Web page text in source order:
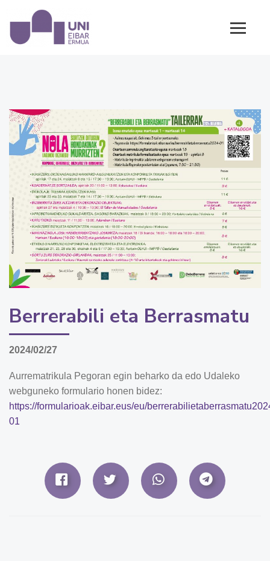
Berrerabili eta Berrasmatu
2024/02/27
Aurrematrikula Pegoran egin beharko da edo Udaleko
webguneko formulario honen bidez:
https://formularioak.eibar.eus/eu/
01